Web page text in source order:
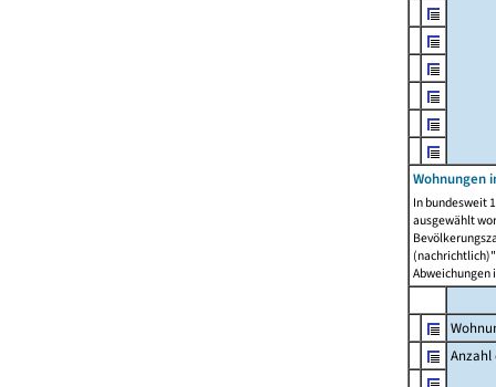
Wohnungen
In bundesweit
ausgewählt
Abweichungen
Anzahl